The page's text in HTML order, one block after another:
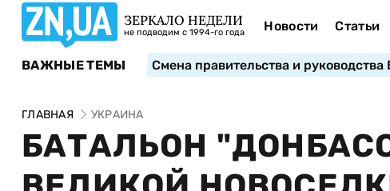
ЗЕРКАЛО НЕДЕЛИ
не подводим с 1994-го года Новости Статьи
ВАЖНЫЕ ТЕМЫ Смена правительства и руководства
ГЛАВНАЯ УКРАИНА
БАТАЛЬОН